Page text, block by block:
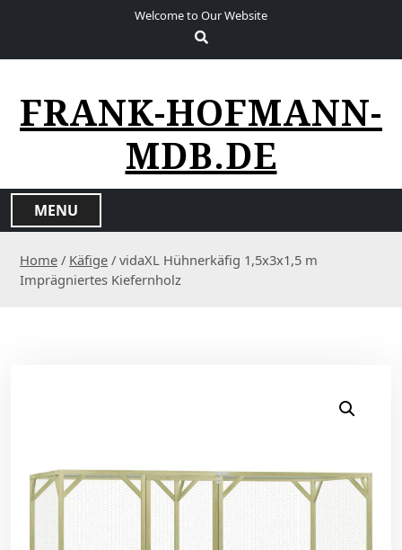
Welcome to Our Website
FRANK-HOFMANN-
MDB.DE
MENU
Home / Käfige / vidaXL Hühnerkäfig 1,5x3x1,5 m
Imprägniertes Kiefernholz